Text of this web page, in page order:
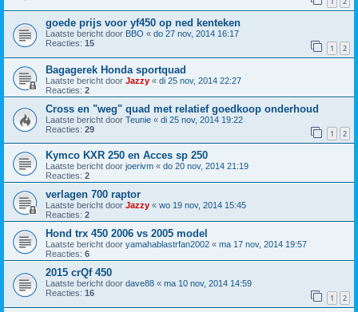
goede prijs voor yf450 op ned kenteken
Laatste bericht door BBO « do 27 nov, 2014 16:17
Reacties: 15 1 2
Bagagerek Honda sportquad
Laatste bericht door Jazzy « di 25 nov, 2014 22:27
Reacties: 2
Cross en "weg" quad met relatief goedkoop onderhoud
Laatste bericht door Teunie « di 25 nov, 2014 19:22
Reacties: 29 1 2
Kymco KXR 250 en Acces sp 250
Laatste bericht door joerivm « do 20 nov, 2014 21:19
Reacties: 2
verlagen 700 raptor
Laatste bericht door Jazzy « wo 19 nov, 2014 15:45
Reacties: 2
Hond trx 450 2006 vs 2005 model
Laatste bericht door yamahablastrfan2002 « ma 17 nov, 2014 19:57
Reacties: 6
2015 crQf 450
Laatste bericht door dave88 « ma 10 nov, 2014 14:59
Reacties: 16 1 2